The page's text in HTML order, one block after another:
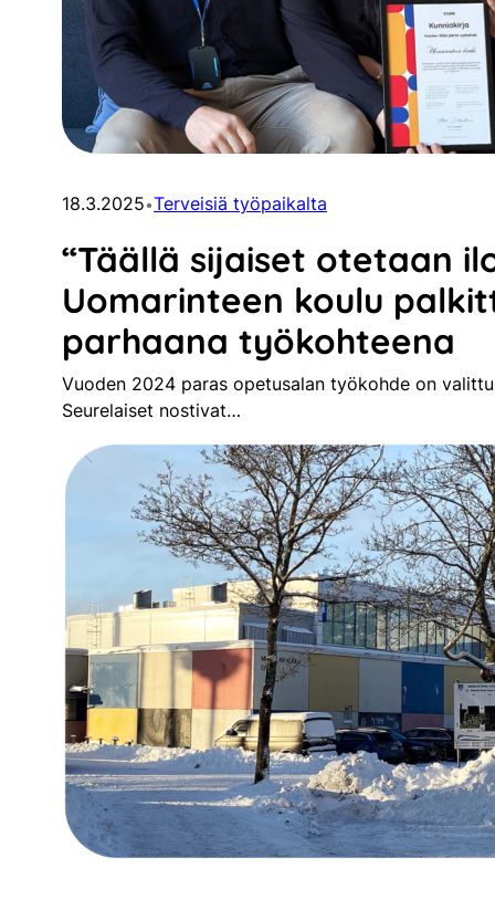
18.3.2025•Terveisiä työpaikalta
“Täällä sijaiset otetaan
Uomarinteen koulu
parhaana työkohteena
Vuoden 2024 paras opetusalan työkohde on
Seurelaiset nostivat…